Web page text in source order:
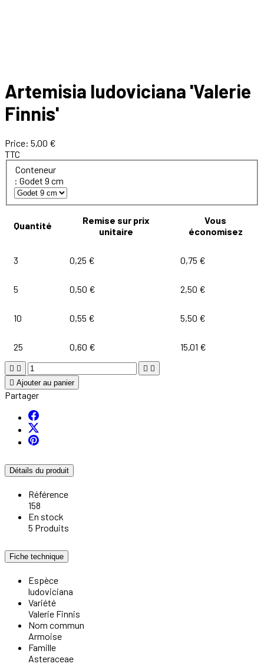
Artemisia ludoviciana 'Valerie
Finnis'
Price: 5,00 €
TTC
Conteneur
: Godet 9 cm
Quantité
Remise sur prix
unitaire
Vous
économisez
3 0,25 € 0,75 €
5 0,50 € 2,50 €
10 0,55 € 5,50 €
25 0,60 € 15,01 €
   
 Ajouter au panier
Partager
Détails du produit
Référence
158
En stock
5 Produits
Fiche technique
Espèce
ludoviciana
Variété
Valerie Finnis
Nom commun
Armoise
Famille
Asteraceae